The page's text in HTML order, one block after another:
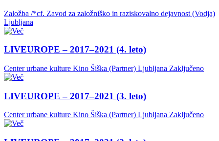
Založba /*cf. Zavod za založniško in raziskovalno dejavnost (Vodja)
Ljubljana
LIVEUROPE – 2017–2021 (4. leto)
Center urbane kulture Kino Šiška (Partner) Ljubljana Zaključeno
LIVEUROPE – 2017–2021 (3. leto)
Center urbane kulture Kino Šiška (Partner) Ljubljana Zaključeno